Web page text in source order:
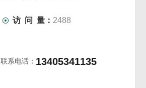
访 问 量： 2488
联系电话： 13405341135